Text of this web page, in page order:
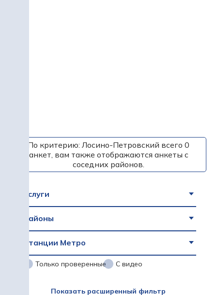
По критерию: Лосино-Петровский всего 0
анкет, вам также отображаются анкеты с
соседних районов.
Услуги
Районы
Станции Метро
Только проверенные С видео
Показать расширенный фильтр